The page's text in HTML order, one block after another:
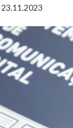
23.11.2023